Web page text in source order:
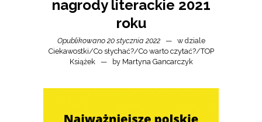
nagrody literackie 2021
roku
Opublikowano 20 stycznia 2022
w dziale
Ciekawostki/Co słychać?/Co warto czytać?/TOP
Książek
by Martyna Gancarczyk